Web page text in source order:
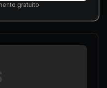
gratuito